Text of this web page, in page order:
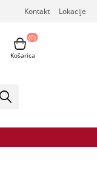
Kontakt Lokacije
Košarica
(0)